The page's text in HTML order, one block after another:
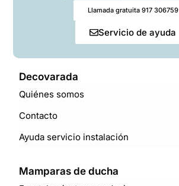
Llamada gratuita 917 306759
Servicio de ayuda
Decovarada
Quiénes somos
Contacto
Ayuda servicio instalación
Mamparas de ducha